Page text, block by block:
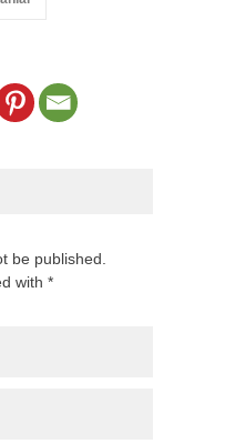
be published.
with *